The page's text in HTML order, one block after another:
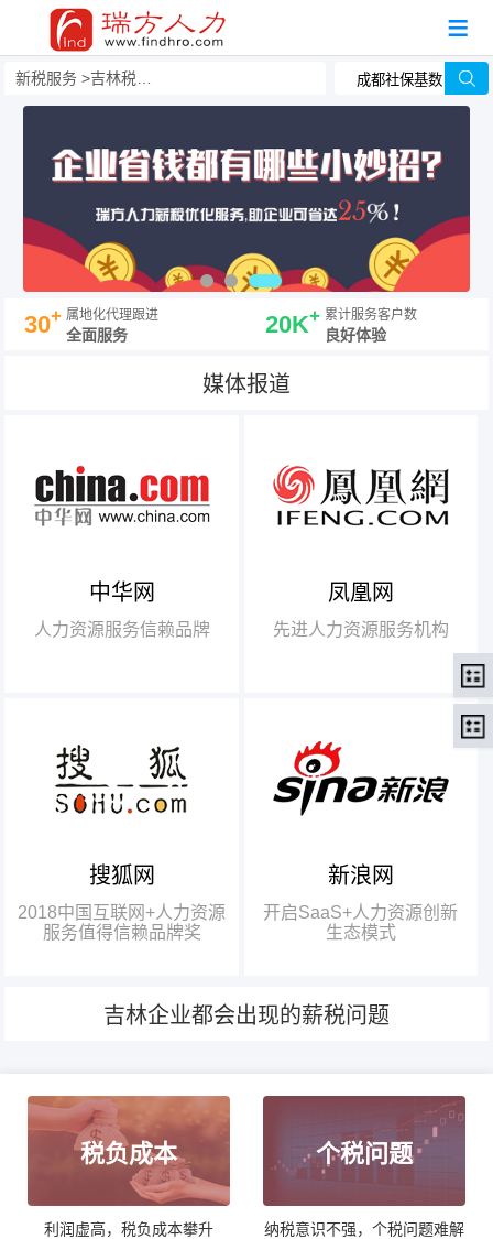
新税服务 吉林税务筹划
30+ 属地化代理跟进
全面服务 20K+ 累计服务客户数
良好体验
媒体报道
中华网
人力资源服务信赖品牌
【腾讯】“2018中国互联网
+行业领军企业奖”
【瑞方】“2018中国互联网
+人力资源服务值得信赖品牌奖”。
凤凰网
先进人力资源服务机构
搜狐网
2018中国互联网+人力资源
服务值得信赖品牌奖
瑞方人力获得人力资源行业唯
一奖项——“2018中国互联网+人
力资源服务值得信赖品牌奖”
新浪网
开启SaaS+人力资源创新
生态模式
吉林企业都会出现的薪税问题
税负成本
利润虚高，税负成本攀升
个税问题
纳税意识不强，个税问题难解